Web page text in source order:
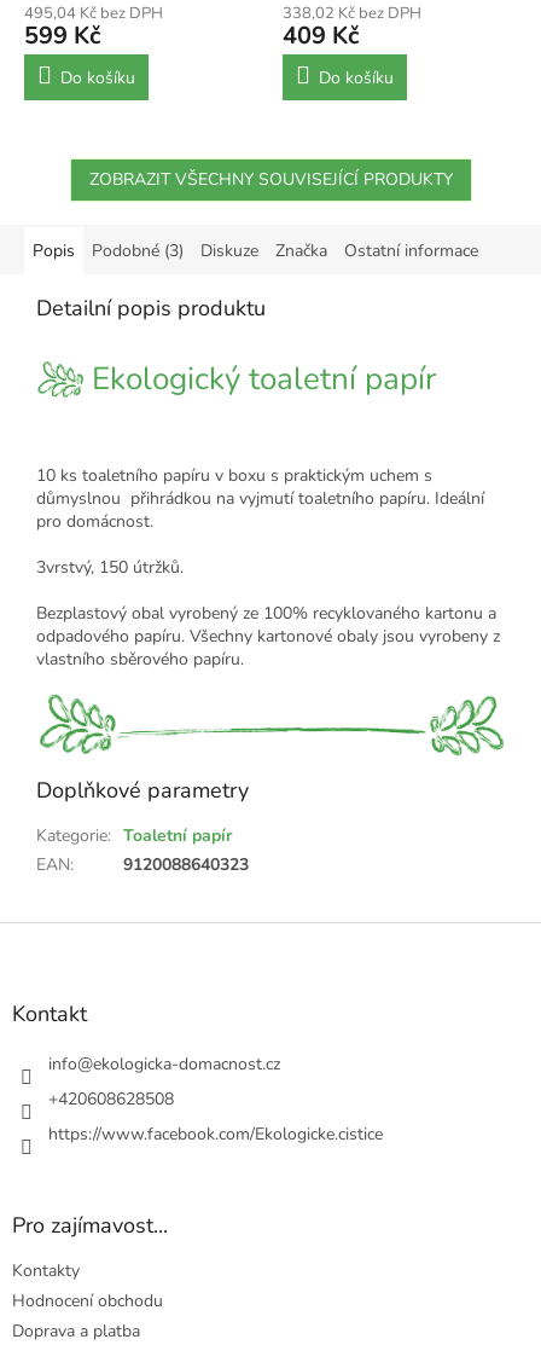
495,04 Kč bez DPH
599 Kč
Do košíku
338,02 Kč bez DPH
409 Kč
Do košíku
ZOBRAZIT VŠECHNY SOUVISEJÍCÍ PRODUKTY
Popis Podobné (3) Diskuze Značka Ostatní informace
Detailní popis produktu
Ekologický toaletní papír
10 ks toaletního papíru v boxu s praktickým uchem s
důmyslnou přihrádkou na vyjmutí toaletního papíru. Ideální
pro domácnost.
3vrstvý, 150 útržků.
Bezplastový obal vyrobený ze 100% recyklovaného kartonu a
odpadového papíru. Všechny kartonové obaly jsou vyrobeny z
vlastního sběrového papíru.
Doplňkové parametry
Kategorie: Toaletní papír
EAN: 9120088640323
Z
Kontakt
info@ekologicka-domacnost.cz
+420608628508
https://www.facebook.com/Ekologicke.cistice
Pro zajímavost...
Kontakty
Hodnocení obchodu
Doprava a platba